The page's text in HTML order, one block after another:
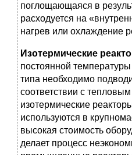
поглощающаяся в
расходуется на
нагрев или охлаждение
Изотермические
постоянной
типа необходимо
соответствии с
изотермические
используются в
высокая стоимость
делает процесс